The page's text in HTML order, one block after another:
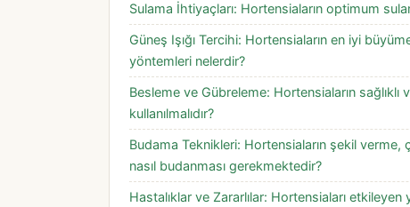
Sulama İhtiyaçları: Hortensiaların optimum
Güneş Işığı Tercihi: Hortensiaların en iyi
yöntemleri nelerdir?
Besleme ve Gübreleme: Hortensiaların
kullanılmalıdır?
Budama Teknikleri: Hortensiaların şekil verme,
nasıl budanması gerekmektedir?
Hastalıklar ve Zararlılar: Hortensiaları